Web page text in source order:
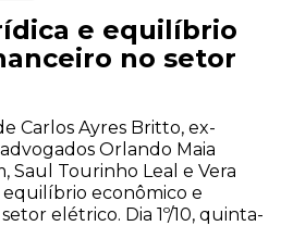
e equilíbrio
no setor
Carlos Ayres Britto, ex-
Orlando Maia
Saul Tourinho Leal e Vera
econômico e
elétrico. Dia 1º/10, quinta-